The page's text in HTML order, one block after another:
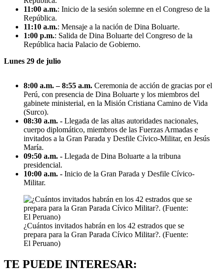
11:00 a.m.: Inicio de la sesión solemne en el Congreso de la
República.
11:10 a.m.: Mensaje a la nación de Dina Boluarte.
1:00 p.m.: Salida de Dina Boluarte del Congreso de la
República hacia Palacio de Gobierno.
Lunes 29 de julio
8:00 a.m. – 8:55 a.m. Ceremonia de acción de gracias por el
Perú, con presencia de Dina Boluarte y los miembros del
gabinete ministerial, en la Misión Cristiana Camino de Vida
(Surco).
08:30 a.m. - Llegada de las altas autoridades nacionales,
cuerpo diplomático, miembros de las Fuerzas Armadas e
invitados a la Gran Parada y Desfile Cívico-Militar, en Jesús
María.
09:50 a.m. - Llegada de Dina Boluarte a la tribuna
presidencial.
10:00 a.m. - Inicio de la Gran Parada y Desfile Cívico-
Militar.
¿Cuántos invitados habrán en los 42 estrados que se
prepara para la Gran Parada Cívico Militar?. (Fuente:
El Peruano)
TE PUEDE INTERESAR: